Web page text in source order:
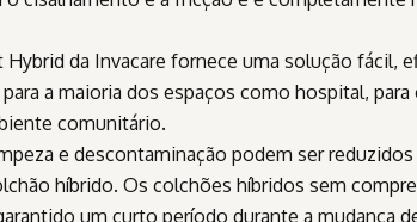
da Invacare fornece uma solução fácil,
a maioria dos espaços como hospital, para
comunitário.
e descontaminação podem ser reduzidos
híbrido. Os colchões híbridos sem
um curto período durante a mudança